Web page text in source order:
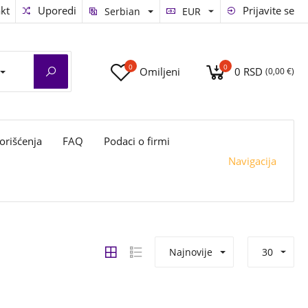
Uporedi Serbian EUR Prijavite se
0 Omiljeni 0 0 RSD (0,00 €)
FAQ
Podaci o firmi
Navigacija
Najnovije 30